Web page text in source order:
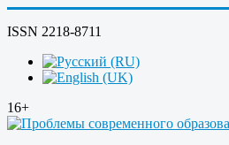
ISSN 2218-8711
16+